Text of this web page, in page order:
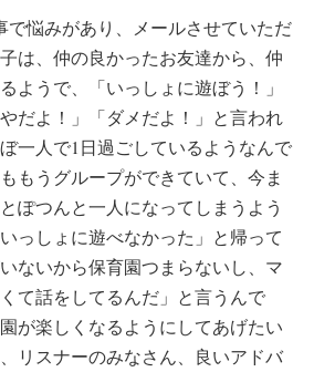
で悩みがあり、メールさせていただ
は、仲の良かったお友達から、仲
ようで、「いっしょに遊ぼう！」
だよ！」「ダメだよ！」と言われ
一人で1日過ごしているようなんで
もうグループができていて、今ま
ぽつんと一人になってしまうよう
っしょに遊べなかった」と帰って
ないから保育園つまらないし、マ
て話をしてるんだ」と言うんで
が楽しくなるようにしてあげたい
リスナーのみなさん、良いアドバ